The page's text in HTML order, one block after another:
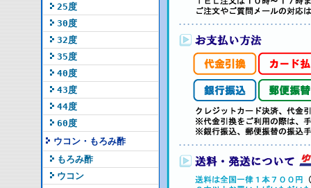
25度
30度
32度
35度
40度
43度
44度
60度
ウコン・もろみ酢
もろみ酢
ウコン